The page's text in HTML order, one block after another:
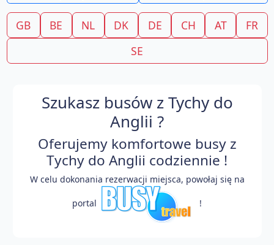
GB BE NL DK DE CH AT
FR
SE
Szukasz busów z Tychy do
Anglii ?
Oferujemy komfortowe busy z
Tychy do Anglii codziennie !
W celu dokonania rezerwacji miejsca, powołaj się na
portal !